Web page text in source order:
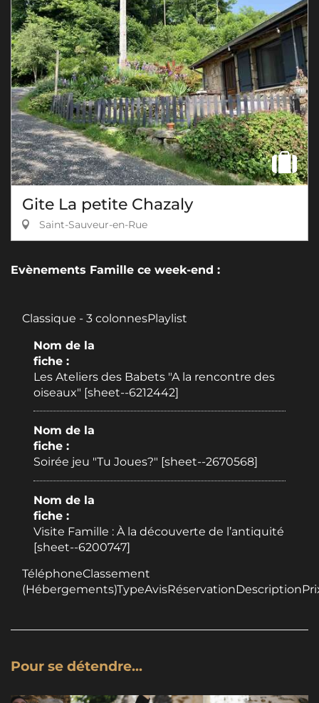
Gite La petite Chazaly
Saint-Sauveur-en-Rue
Evènements Famille ce week-end :
Classique - 3 colonnesPlaylist
Nom de la
fiche :
Les Ateliers des Babets "A la rencontre des
oiseaux" [sheet--6212442]
Nom de la
fiche :
Soirée jeu "Tu Joues?" [sheet--2670568]
Nom de la
fiche :
Visite Famille : À la découverte de l’antiquité
[sheet--6200747]
TéléphoneClassement
Pour se détendre...